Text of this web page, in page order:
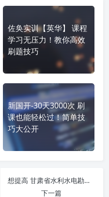
佐奂实训【英华】 课程
学习无压力！教你高效
刷题技巧
新国开-30天3000次 刷
课也能轻松过！简单技
巧大公开
想提高 甘肃省水利水电勘测设计研究院-gsgczx.lllnet.cn 刷课效率？看看这些实用技巧
下一篇